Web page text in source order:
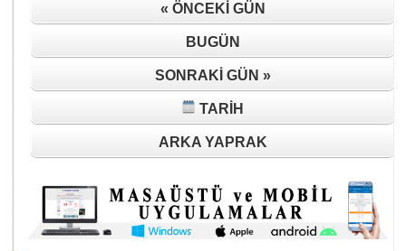
« ÖNCEKI GÜN
BUGÜN
SONRAKI GÜN »
TARIH
ARKA YAPRAK